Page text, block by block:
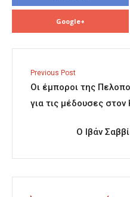
Google+
Previous Post
Οι έμποροι της
για τις μέδουσες στον
Ο Ιβάν